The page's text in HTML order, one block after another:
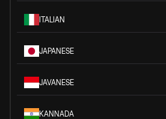
ITALIAN
JAPANESE
JAVANESE
KANNADA